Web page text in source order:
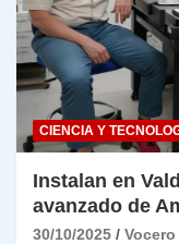
CIENCIA Y
Instalan en
avanzado de
30/10/2025